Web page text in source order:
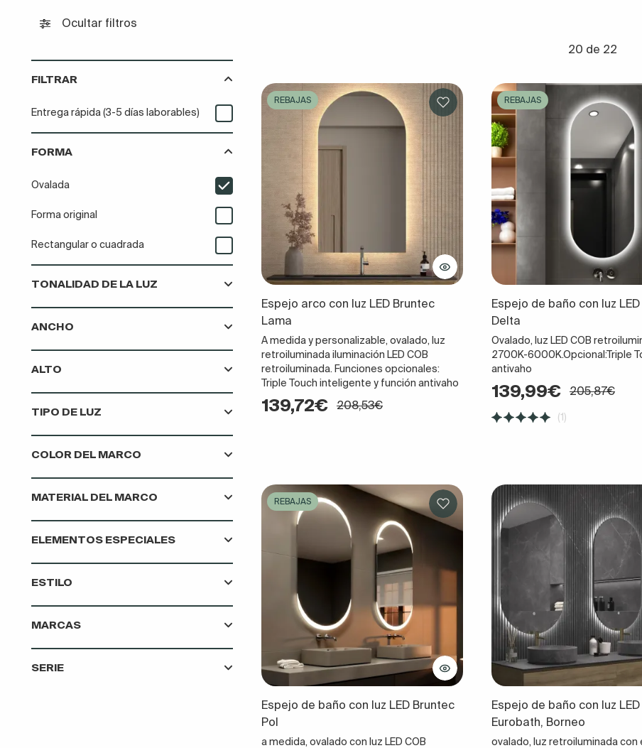
Ocultar filtros
FILTRAR
Entrega rápida (3-5 días laborables)
FORMA
Ovalada
Forma original
Rectangular o cuadrada
TONALIDAD DE LA LUZ
ANCHO
ALTO
TIPO DE LUZ
COLOR DEL MARCO
MATERIAL DEL MARCO
ELEMENTOS ESPECIALES
ESTILO
MARCAS
SERIE
20 de 22
REBAJAS
Espejo arco con luz LED Bruntec
Lama
A medida y personalizable, ovalado, luz
retroiluminada iluminación LED COB
retroiluminada. Funciones opcionales:
Triple Touch inteligente y función antivaho
139,72€ 208,53€
REBAJAS
Espejo de baño con luz
Delta
Ovalado, luz LED COB
2700K-6000K.Opcional:Triple
antivaho
139,99€ 205,87€
(1)
REBAJAS
Espejo de baño con luz LED Bruntec
Pol
a medida, ovalado con luz LED COB
Espejo de baño con luz
Eurobath, Borneo
ovalado, luz retroiluminada con